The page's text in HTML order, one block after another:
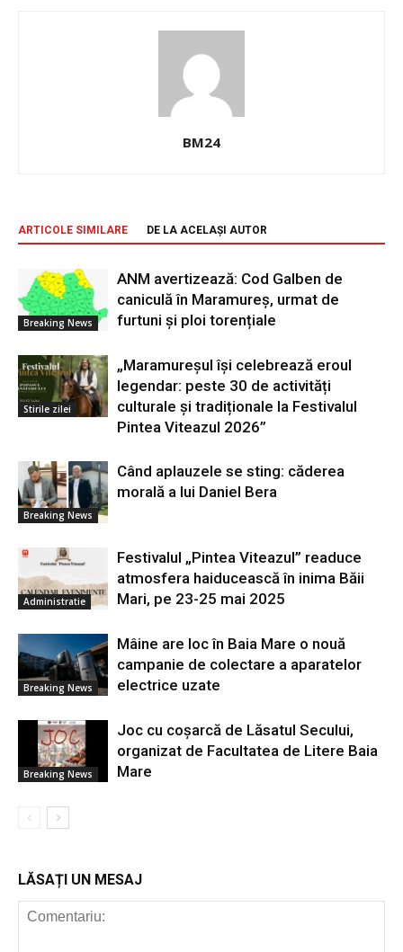
BM24
ARTICOLE SIMILARE DE LA ACELAȘI AUTOR
Breaking News
ANM avertizează: Cod Galben de
caniculă în Maramureș, urmat de
furtuni și ploi torențiale
Stirile zilei
„Maramureșul își celebrează eroul
legendar: peste 30 de activități
culturale și tradiționale la Festivalul
Pintea Viteazul 2026”
Breaking News
Când aplauzele se sting: căderea
morală a lui Daniel Bera
Administratie
Festivalul „Pintea Viteazul” readuce
atmosfera haiducească în inima Băii
Mari, pe 23-25 mai 2025
Breaking News
Mâine are loc în Baia Mare o nouă
campanie de colectare a aparatelor
electrice uzate
Breaking News
Joc cu coșarcă de Lăsatul Secului,
organizat de Facultatea de Litere Baia
Mare
LĂSAȚI UN MESAJ